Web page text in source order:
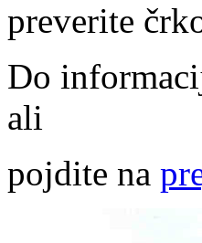
preverite
Do
ali
pojdite na